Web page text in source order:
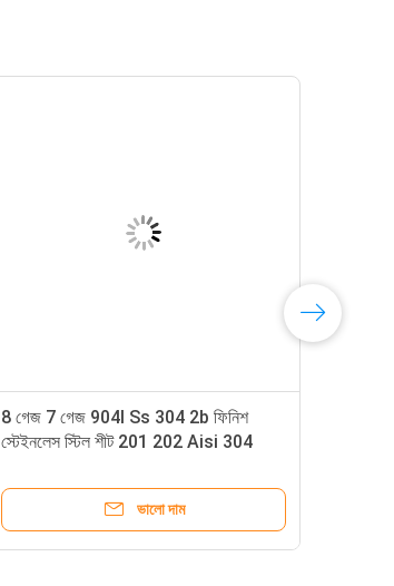
8 গেজ 7 গেজ 904l Ss 304 2b ফিনিশ
স্টেইনলেস স্টিল শীট 201 202 Aisi 304
ভালো দাম